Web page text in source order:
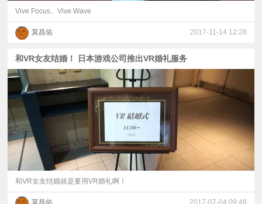
Vive Focus、Vive Wave
莫昌佑 2017-11-14 12:28
和VR女友结婚！ 日本游戏公司推出VR婚礼服务
和VR女友结婚就是要用VR婚礼啊！